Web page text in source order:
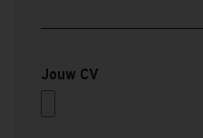
Jouw CV